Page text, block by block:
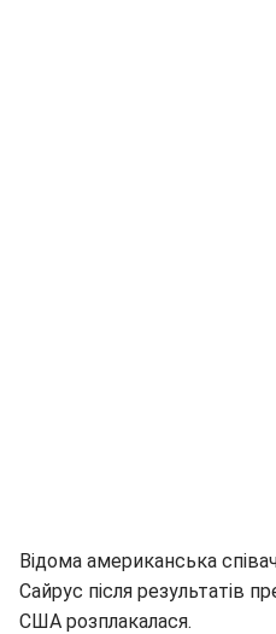
Відома американська
Сайрус після результатів
США розплакалася.